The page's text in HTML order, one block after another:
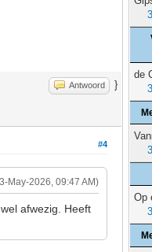
Antwoord }
#4
May-2026, 09:47 AM)
afwezig. Heeft
de
Op